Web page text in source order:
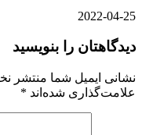
2022-04-
را بنویسید
ایمیل شما منتشر
شده‌اند *